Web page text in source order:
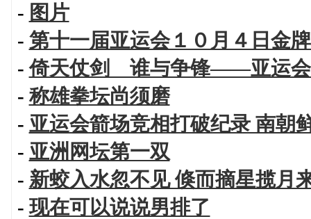
- 图片
- 第十一届亚运会１０月４日金
-倚天仗剑 谁与争锋——亚运会
- 称雄拳坛尚须磨
- 亚运会箭场竞相打破纪录 南朝
- 亚洲网坛第一双
- 新蛟入水忽不见 倏而摘星揽月
-现在可以说说男排了